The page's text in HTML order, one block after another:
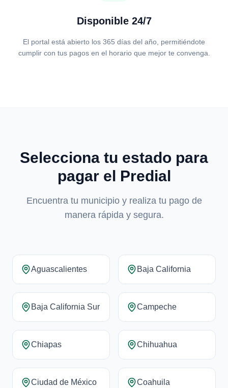
Disponible 24/7
El portal está abierto los 365 días del año, permitiéndote
cumplir con tus pagos en el horario que mejor te convenga.
Selecciona tu estado para
pagar el Predial
Encuentra tu municipio y realiza tu pago de
manera rápida y segura.
Aguascalientes Baja California
Baja California Sur Campeche
Chiapas Chihuahua
Ciudad de México Coahuila